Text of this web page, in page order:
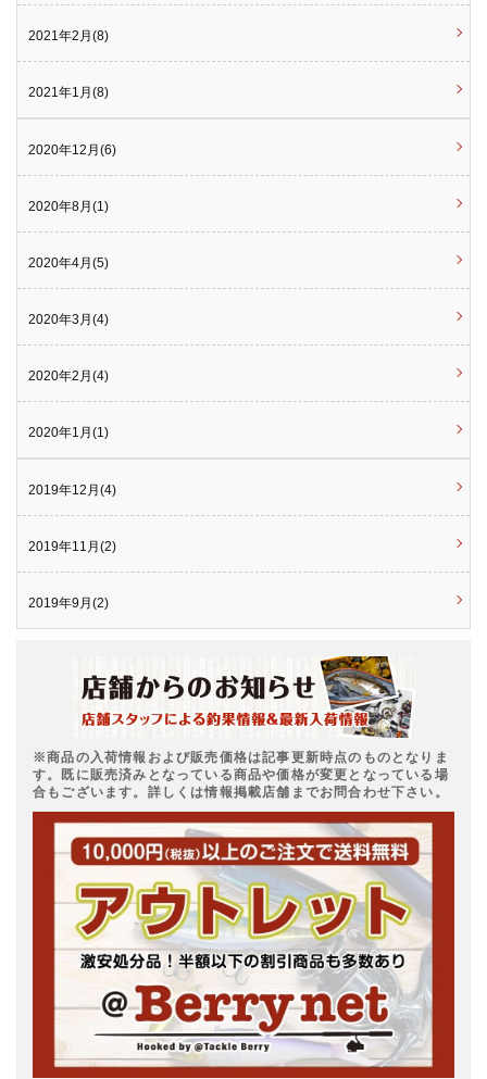
2021年2月(8)
2021年1月(8)
2020年12月(6)
2020年8月(1)
2020年4月(5)
2020年3月(4)
2020年2月(4)
2020年1月(1)
2019年12月(4)
2019年11月(2)
2019年9月(2)
※商品の入荷情報および販売価格は記事更新時点のものとなりま
す。既に販売済みとなっている商品や価格が変更となっている場
合もございます。詳しくは情報掲載店舗までお問合わせ下さい。